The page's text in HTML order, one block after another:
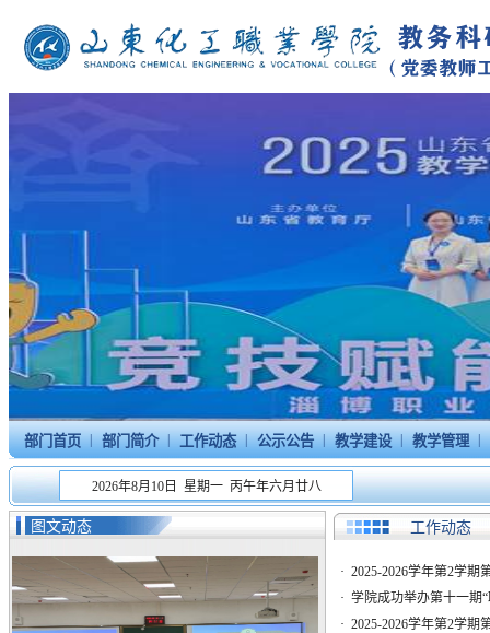
部门首页 | 部门简介 | 工作动态 | 公示公告 | 教学建设 | 教学管理 |
2026年8月10日 星期一 丙午年六月廿八
图文动态 工作动态
· 2025-2026学年第2学期
· 学院成功举办第十一期
· 2025-2026学年第2学期